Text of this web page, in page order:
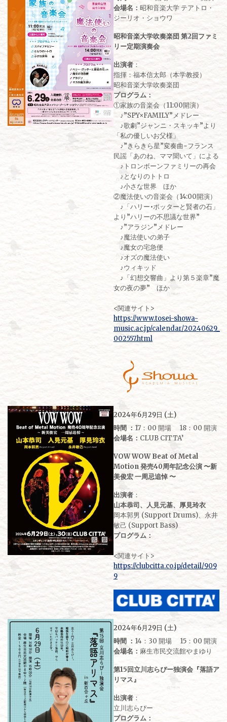
会場名： 昭和音楽大学 テアトロ・
ジーリオ・ショウワ
昭和音楽大学吹奏楽団 第2回ファミ
リー定期演奏会
出演者 ：
指揮：福本信太郎（本学教授）
昭和音楽大学吹奏楽団
プログラム：
①家族の音楽会（11:00開演）
♪”SPY×FAMILY”メドレー
♪歌劇”ジャンニ・スキッキ”より
「私の優しいお父様」
♪”きらきら星”変奏曲~フランス
民謡「あのね、ママ聞いて」による
♪トロンボーンファミリーの再会
♪となりのトトロ
♪小さな世界 ほか
②魔法使いの音楽会（14:00開演）
♪「ハリー•ポッターと賢者の石」
より”ハリーの不思議な世界”
♪”アラジン”メドレー
♪魔法使いの弟子
♪魔女の宅急便
♪オズの魔法使い
♪ウィキッド
♪「幻想交響曲」より第５楽章”魔
女の夜の夢” ほか
<関連サイト>
https://www.tosei-showa-
music.ac.jp/calendar/20240629_
002557.html
2024年6月29日 (土)
時間 ： 17：00 開場 18：00 開演
会場名： CLUB CITTA’
VOW WOW Beat of Metal
Motion 発売40周年記念公演 〜新
美俊宏 一周忌追悼 〜
出演者 ：
山本恭司、人見元基、厚見玲衣
岡本郭男 (Support Drums)、永井
敏己 (Support Bass)
プログラム：
<関連サイト>
https://clubcitta.co.jp/detail/909
9
2024年6月29日 (土)
時間 ： 14：30 開場 15：00 開演
会場名： 麻生市民交流館やまゆり
第15回立川志らぴー独演会『落語ア
リマス』
出演者 ：
立川志らぴー
プログラム：